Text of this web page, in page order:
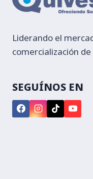
Liderando el
comercialización
SEGUÍNOS EN